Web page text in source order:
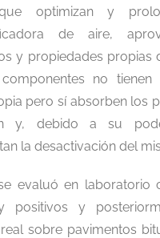
que optimizan y
de aire,
y propiedades propias
no tienen
pero sí absorben los
y, debido a su
la desactivación del
evaluó en laboratorio
positivos y
sobre pavimentos